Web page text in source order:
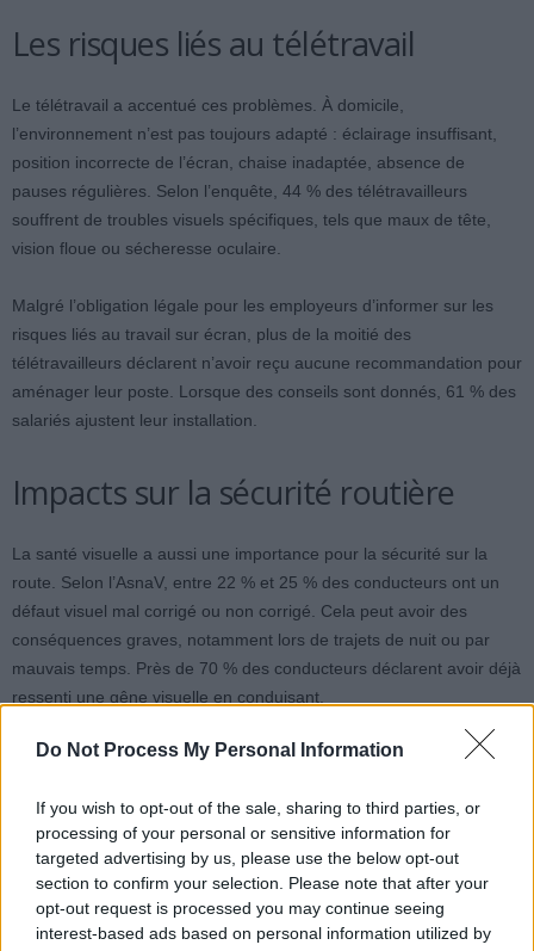
Do Not Process My Personal Information
If you wish to opt-out of the sale, sharing to third parties, or
processing of your personal or sensitive information for
targeted advertising by us, please use the below opt-out
section to confirm your selection. Please note that after your
opt-out request is processed you may continue seeing
interest-based ads based on personal information utilized by
Les risques liés au télétravail
Le télétravail a accentué ces problèmes. À domicile,
l’environnement n’est pas toujours adapté : éclairage insuffisant,
position incorrecte de l’écran, chaise inadaptée, absence de
pauses régulières. Selon l’enquête, 44 % des télétravailleurs
souffrent de troubles visuels spécifiques, tels que maux de tête,
vision floue ou sécheresse oculaire.
Malgré l’obligation légale pour les employeurs d’informer sur les
risques liés au travail sur écran, plus de la moitié des
télétravailleurs déclarent n’avoir reçu aucune recommandation pour
aménager leur poste. Lorsque des conseils sont donnés, 61 % des
salariés ajustent leur installation.
Impacts sur la sécurité routière
La santé visuelle a aussi une importance pour la sécurité sur la
route. Selon l’AsnaV, entre 22 % et 25 % des conducteurs ont un
défaut visuel mal corrigé ou non corrigé. Cela peut avoir des
conséquences graves, notamment lors de trajets de nuit ou par
mauvais temps. Près de 70 % des conducteurs déclarent avoir déjà
ressenti une gêne visuelle en conduisant.
Une baisse de l’acuité visuelle de 10/10 à 5/10 peut doubler le
représente jusqu’à 50 mètres parcourus avant de réagir, soit la
longueur d’un terrain de football.
Prévenir pour mieux protéger ses